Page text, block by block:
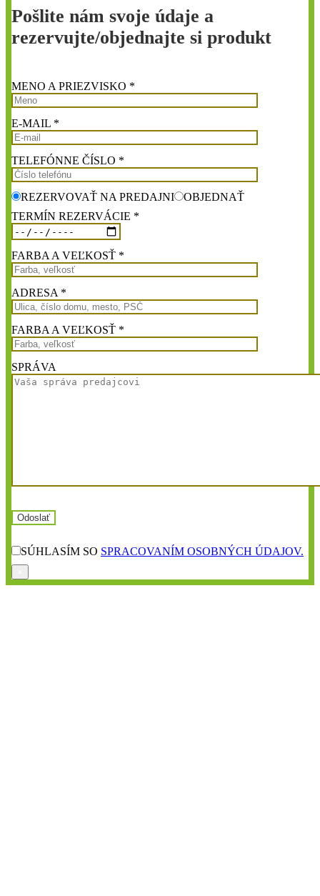
Pošlite nám svoje údaje a
rezervujte/objednajte si produkt
MENO A PRIEZVISKO *
E-MAIL *
TELEFÓNNE ČÍSLO *
REZERVOVAŤ NA PREDAJNI
OBJEDNAŤ
TERMÍN REZERVÁCIE *
FARBA A VEĽKOSŤ *
ADRESA *
FARBA A VEĽKOSŤ *
SPRÁVA
SÚHLASÍM SO SPRACOVANÍM OSOBNÝCH ÚDAJOV.